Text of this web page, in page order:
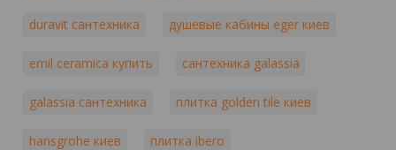
duravit сантехника душевые кабины eger киев
emil ceramica купить сантехника galassia
galassia сантехника плитка golden tile киев
hansgrohe киев плитка ibero